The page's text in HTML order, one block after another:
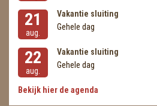
21
aug.
Vakantie sluiting
Gehele dag
22
aug.
Vakantie sluiting
Gehele dag
Bekijk hier de agenda